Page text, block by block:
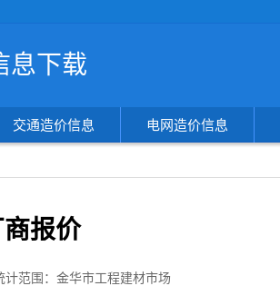
息下载
信
息
交通造价信息 电网造价信息
报价
计范围：金华市工程建材市场